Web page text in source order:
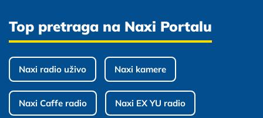
Top pretraga na Naxi Portalu
Naxi radio uživo Naxi kamere
Naxi Caffe radio Naxi EX YU radio